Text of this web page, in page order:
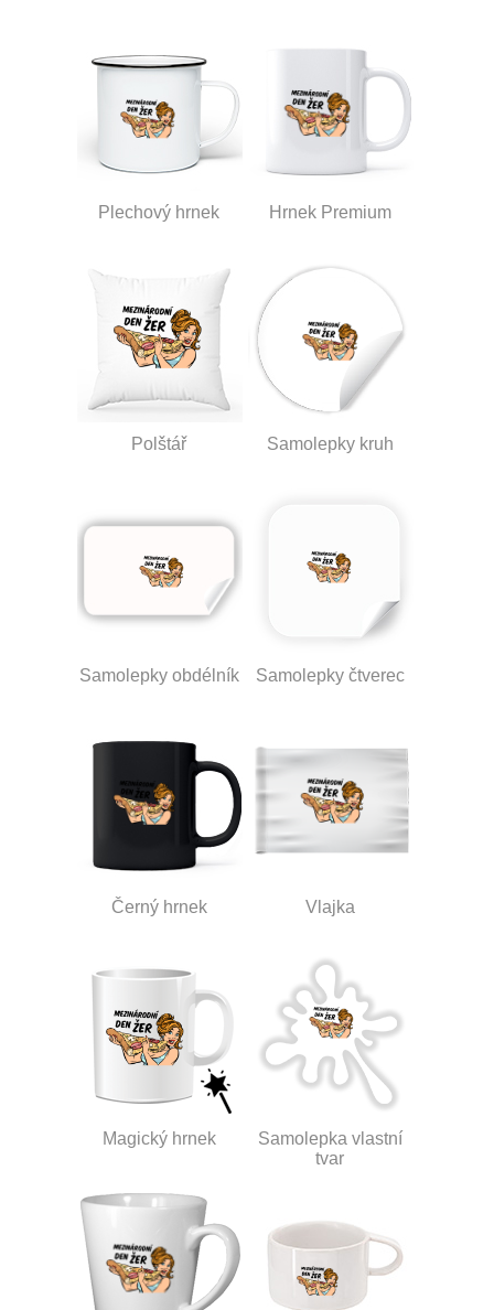
Plechový hrnek Hrnek Premium
Polštář Samolepky kruh
Samolepky obdélník Samolepky čtverec
Černý hrnek Vlajka
Magický hrnek
Samolepka vlastní
tvar